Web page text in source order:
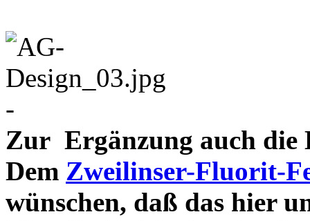
-
Zur Ergänzung auch die
Dem Zweilinser-Fluorit-
wünschen, daß das hier